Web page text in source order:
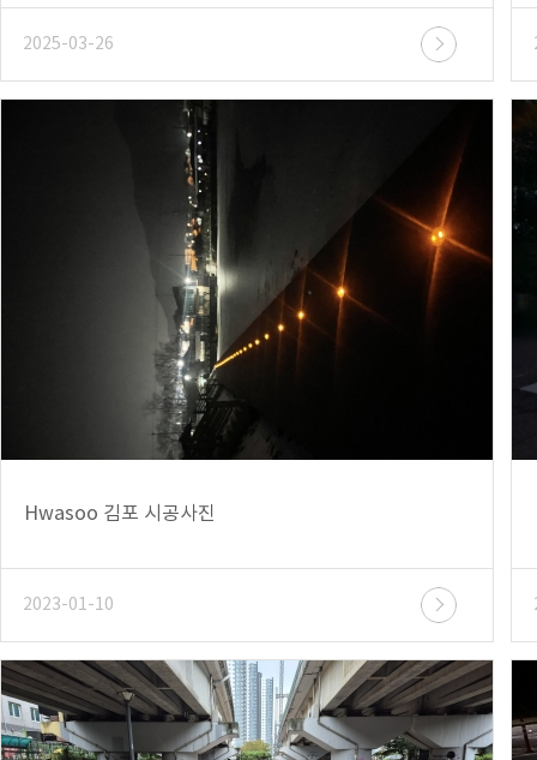
2025-03-26
Hwasoo 김포 시공사진
2023-01-10